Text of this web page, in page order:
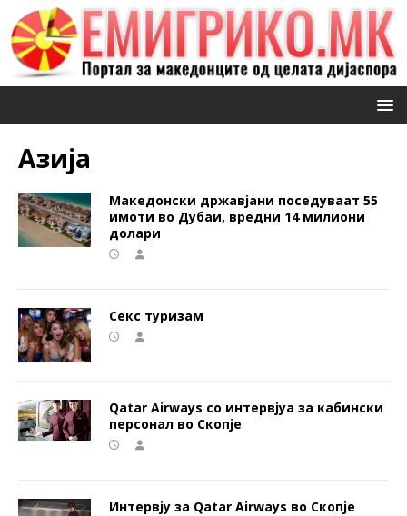
Азија
Македонски државјани поседуваат 55
имоти во Дубаи, вредни 14 милиони
долари
Секс туризам
Qatar Airways со интервјуа за кабински
персонал во Скопје
Интервју за Qatar Airways во Скопје